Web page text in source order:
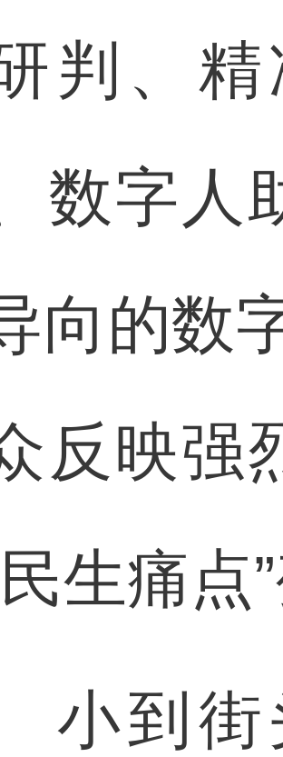
判、
数字人
向的数
反映强
生痛点
到街头